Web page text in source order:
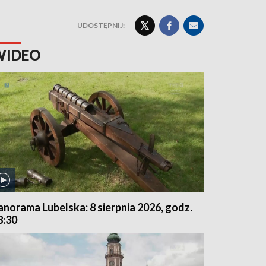
UDOSTĘPNIJ:
Lubelska: 8 sierpnia 2026, godz.